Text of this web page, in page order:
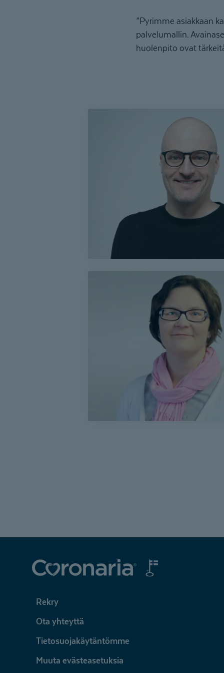
”Pyrimme asiakkaan
palvelumallin.
huolenpito ovat
Coronaria
Rekry
Ota yhteyttä
Tietosuojakäytäntömme
Muuta evästeasetuksia